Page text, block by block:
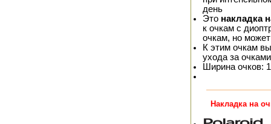
день
Это накладка
к очкам с
очкам, но
К этим очкам
ухода за очками
Ширина очков:
Накладка на